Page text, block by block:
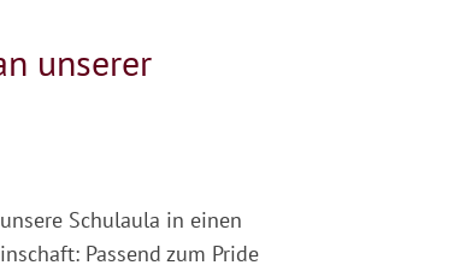
unserer
Schulaula in einen
Passend zum Pride